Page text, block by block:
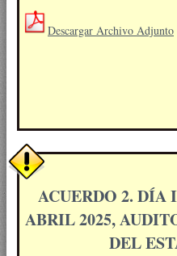
Descargar Archivo Adjunto
ACUERDO 2. DÍA
ABRIL 2025,
DEL